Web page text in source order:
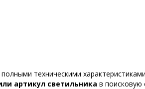
техническими
артикул светильника в поисковую